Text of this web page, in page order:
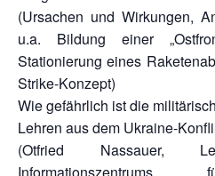
(Ursachen und Wirkungen,
u.a. Bildung einer
Stationierung eines
Strike-Konzept)
Wie gefährlich ist die
Lehren aus dem Ukraine-
(Otfried Nassauer,